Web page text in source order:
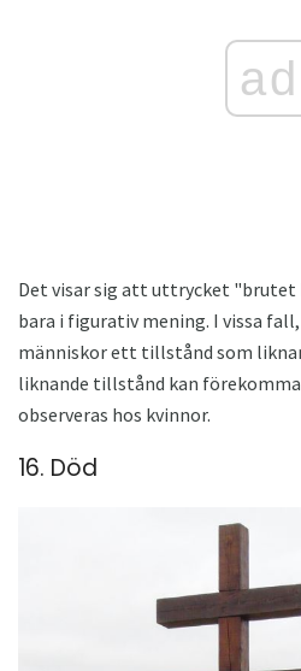
ad
Det visar sig att uttrycket "brutet
bara i figurativ mening. I vissa
människor ett tillstånd som
liknande tillstånd kan
observeras hos kvinnor.
16. Död